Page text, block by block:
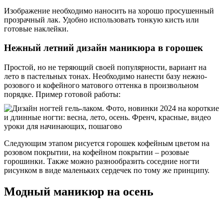
Изображение необходимо наносить на хорошо просушенный
прозрачный лак. Удобно использовать тонкую кисть или
готовые наклейки.
Нежный летний дизайн маникюра в горошек
Простой, но не теряющий своей популярности, вариант на
лето в пастельных тонах. Необходимо нанести базу нежно-
розового и кофейного матового оттенка в произвольном
порядке. Пример готовой работы:
Следующим этапом рисуется горошек кофейным цветом на
розовом покрытии, на кофейном покрытии – розовые
горошинки. Также можно разнообразить соседние ногти
рисунком в виде маленьких сердечек по тому же принципу.
Модный маникюр на осень